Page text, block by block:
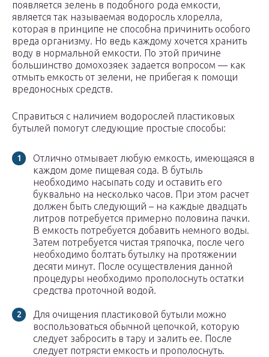
появляется зелень в подобного рода емкости,
является так называемая водоросль хлорелла,
которая в принципе не способна причинить особого
вреда организму. Но ведь каждому хочется хранить
воду в нормальной емкости. По этой причине
большинство домохозяек задается вопросом — как
отмыть емкость от зелени, не прибегая к помощи
вредоносных средств.
Справиться с наличием водорослей пластиковых
бутылей помогут следующие простые способы:
Отлично отмывает любую емкость, имеющаяся в
каждом доме пищевая сода. В бутыль
необходимо насыпать соду и оставить его
буквально на несколько часов. При этом расчет
должен быть следующий – на каждые двадцать
литров потребуется примерно половина пачки.
В емкость потребуется добавить немного воды.
Затем потребуется чистая тряпочка, после чего
необходимо болтать бутылку на протяжении
десяти минут. После осуществления данной
процедуры необходимо прополоснуть остатки
средства проточной водой.
Для очищения пластиковой бутыли можно
воспользоваться обычной цепочкой, которую
следует забросить в тару и залить ее. После
следует потрясти емкость и прополоснуть.